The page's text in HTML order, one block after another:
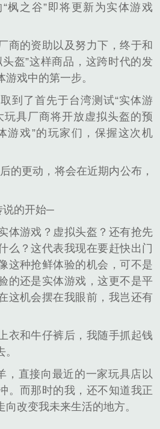
枫之谷”即将更新为实体游戏
商的资助以及努力下，终于和
盔”这样商品，这跨时代的发
戏中的第一步。
到了首先于台湾测试“实体游
玩具厂商将开放虚拟头盔的预
游戏”的玩家们，保握这次机
的更动，将会在近期内公布，
说的开始─
体游戏？虚拟头盔？还有抢先
么？这代表我现在要赶快出门
这种抢鲜体验的机会，可不是
的还是实体游戏，这更不是平
这机会摆在我眼前，我岂还有
衣和牛仔裤后，我随手抓起钱
，直接向最近的一家玩具店以
。而那时的我，还不知道我正
改变我未来生活的地方。